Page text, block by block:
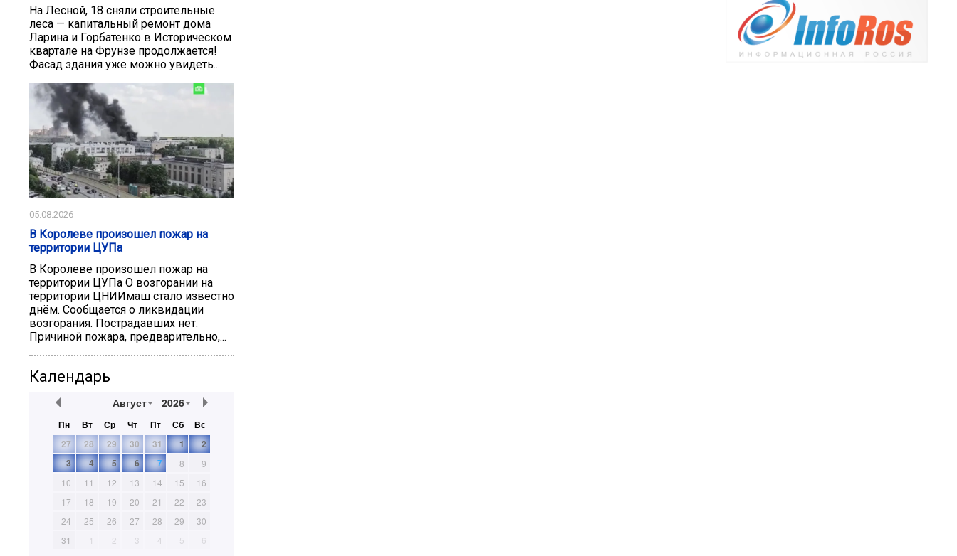
На Лесной, 18 сняли строительные
леса — капитальный ремонт дома
Ларина и Горбатенко в Историческом
квартале на Фрунзе продолжается!
Фасад здания уже можно увидеть...
05.08.2026
В Королеве произошел пожар на
территории ЦУПа
В Королеве произошел пожар на
территории ЦУПа О возгорании на
территории ЦНИИмаш стало известно
днём. Сообщается о ликвидации
возгорания. Пострадавших нет.
Причиной пожара, предварительно,...
Календарь
Август 2026
Пн Вт Ср Чт Пт Сб
Вс
27
28 29 30 31 1
2
3
4 5 6 7 8
9
10
11 12 13 14 15
16
17
18 19 20 21 22
23
24
25 26 27 28 29
30
31
1 2 3 4 5 6